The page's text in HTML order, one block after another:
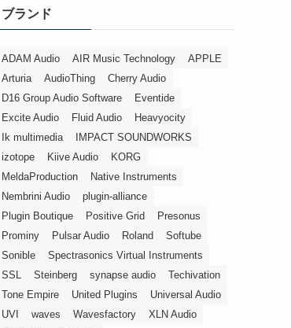
ーブランド
ADAM Audio AIR Music Technology
APPLE
Arturia
AudioThing
Cherry Audio
D16 Group Audio Software
Eventide
Excite Audio
Fluid Audio
Heavyocity
Ik multimedia
IMPACT SOUNDWORKS
izotope
Kiive Audio
KORG
MeldaProduction
Native Instruments
Nembrini Audio
plugin-alliance
Plugin Boutique
Positive Grid
Presonus
Prominy
Pulsar Audio Roland
Softube
Sonible
Spectrasonics Virtual Instruments
SSL
Steinberg synapse audio
Techivation
Tone Empire
United Plugins
Universal Audio
UVI
waves Wavesfactory
XLN Audio